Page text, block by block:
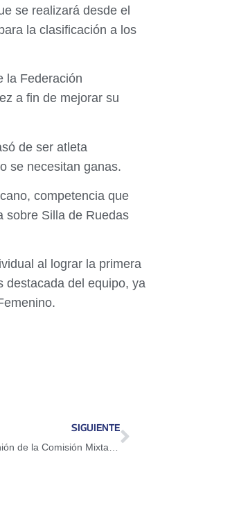
se realizará desde el
la clasificación a los
la Federación
a fin de mejorar su
de ser atleta
se necesitan ganas.
competencia que
sobre Silla de Ruedas
al lograr la primera
destacada del equipo, ya
SIGUIENTE